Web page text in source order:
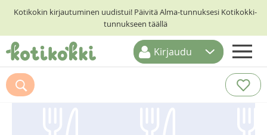
Kotikokin kirjautuminen uudistui! Päivitä Alma-tunnuksesi Kotikokki-
tunnukseen täällä
ETUSIVU
RESEPTIHAKU
Kirjaudu
Suosittelemme myös